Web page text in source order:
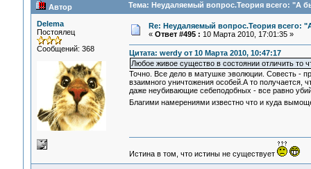
Автор Тема: Неудаляемый вопрос.Теория всего: "А
Delema
Постоялец
Сообщений: 368
Re: Неудаляемый вопрос.Теория всего:
« Ответ #495 : 10 Марта 2010, 17:01:35 »
Цитата: werdy от 10 Марта 2010, 10:47:17
Любое живое существо в состоянии отличить то
Точно. Все дело в матушке эволюции. Совесть -
взаимного уничтожения особей.А то получается,
даже неубивающие себеподобных - все равно
Благими намерениями известно что и куда
Истина в том, что истины не существует